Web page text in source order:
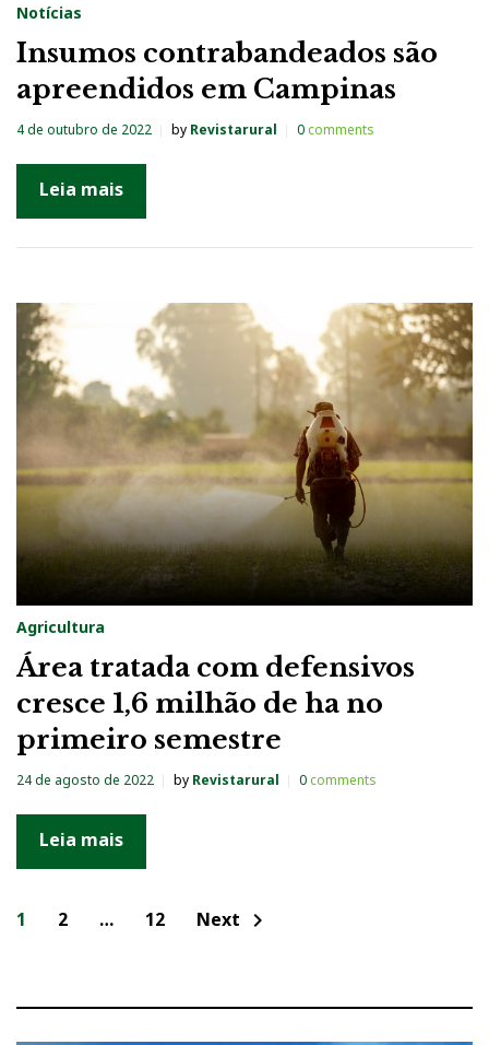
Notícias
Insumos contrabandeados são
apreendidos em Campinas
4 de outubro de 2022 by Revistarural 0comments
Leia mais
Agricultura
Área tratada com defensivos
cresce 1,6 milhão de ha no
primeiro semestre
24 de agosto de 2022 by Revistarural 0comments
Leia mais
N
e
1 2 … 12 Next chevron_right